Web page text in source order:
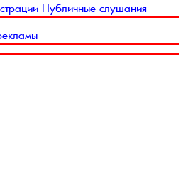
Публичные слушания